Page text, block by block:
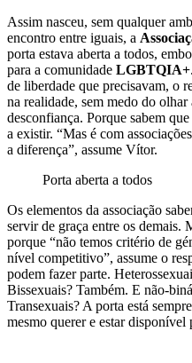
Assim nasceu, sem qualquer
encontro entre iguais, a
porta estava aberta a todos,
para a comunidade LGBTQIA+
de liberdade que precisavam, o
na realidade, sem medo do
desconfiança. Porque sabem
a existir. “Mas é com
a diferença”, assume Vítor.
Porta aberta a todos
Os elementos da associação
servir de graça entre os demais.
porque “não temos critério de
nível competitivo”, assume o
podem fazer parte.
Bissexuais? Também. E não-
Transexuais? A porta está
mesmo querer e estar disponível